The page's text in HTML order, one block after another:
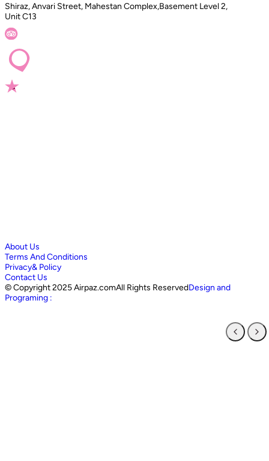
Shiraz, Anvari Street, Mahestan Complex,Basement Level 2,
Unit C13
About Us
Terms And Conditions
Privacy& Policy
Contact Us
©Copyright 2025 Airpaz.comAll Rights ReservedDesign and
Programing :